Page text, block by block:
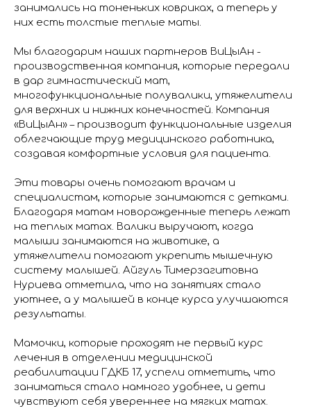
занимались на тоненьких ковриках, а теперь у
них есть толстые теплые маты.
Мы благодарим наших партнеров ВиЦыАн -
производственная компания, которые передали
в дар гимнастический мат,
многофункциональные полувалики, утяжелители
для верхних и нижних конечностей. Компания
«ВиЦыАн» – производит функциональные изделия
облегчающие труд медицинского работника,
создавая комфортные условия для пациента.
Эти товары очень помогают врачам и
специалистам, которые занимаются с детками.
Благодаря матам новорожденные теперь лежат
на теплых матах. Валики выручают, когда
малыши занимаются на животике, а
утяжелители помогают укрепить мышечную
систему малышей. Айгуль Тимерзагитовна
Нуриева отметила, что на занятиях стало
уютнее, а у малышей в конце курса улучшаются
результаты.
Мамочки, которые проходят не первый курс
лечения в отделении медицинской
реабилитации ГДКБ 17, успели отметить, что
заниматься стало намного удобнее, и дети
чувствуют себя увереннее на мягких матах.